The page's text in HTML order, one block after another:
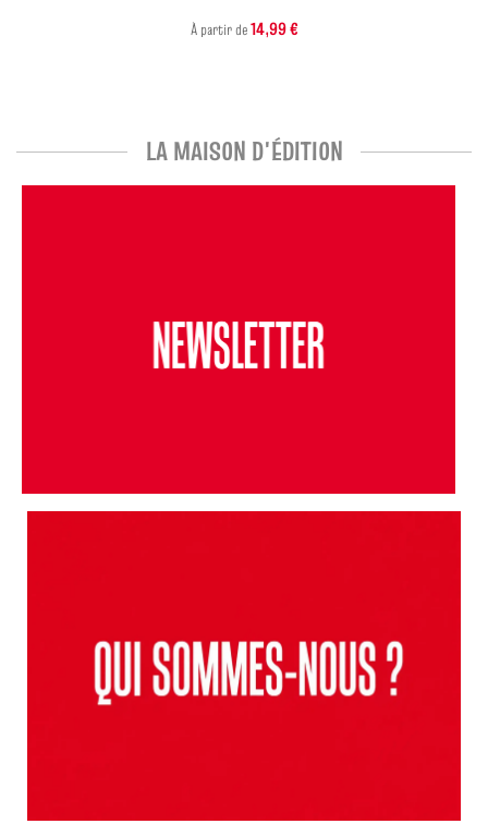
À partir de14,99 €
LA MAISON D'ÉDITION